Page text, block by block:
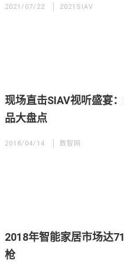
2021/07/22 2021SIAV
现场直击SIAV视听盛宴
品大盘点
2018/04/14 数智网
2018年智能家居市场达
枪